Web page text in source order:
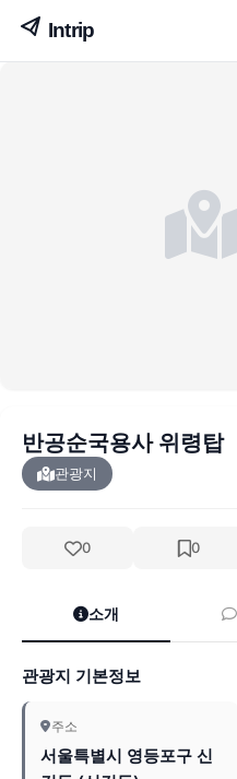
반공순국용사 위령탑
관광지
0 0
소개
관광지 기본정보
주소
서울특별시 영등포구 신